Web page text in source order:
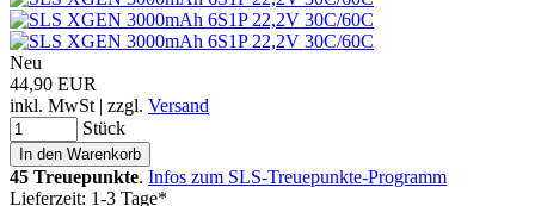
Neu
44,90 EUR
inkl. MwSt | zzgl. Versand
Stück
45 Treuepunkte. Infos zum SLS-Treuepunkte-Programm
Lieferzeit: 1-3 Tage*